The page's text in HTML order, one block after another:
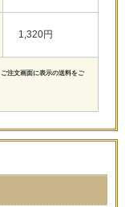
1,320円
注文画面に表示の送料をご